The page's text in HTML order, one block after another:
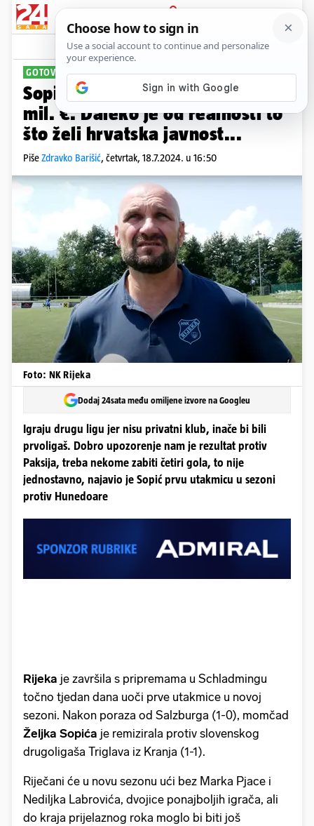
PRIJAVA
Sport Komentari
GOTOVE PRIPREME U AUSTRIJI
Sopić: Salzburg plaća igrače po 7
mil. €. Daleko je od realnosti to
što želi hrvatska javnost...
PišeZdravko Barišić, četvrtak, 18.7.2024. u 16:50
Foto: NK Rijeka
Dodaj 24sata među omiljene izvore na Googleu
Igraju drugu ligu jer nisu privatni klub, inače bi bili
prvoligaš. Dobro upozorenje nam je rezultat protiv
Paksija, treba nekome zabiti četiri gola, to nije
jednostavno, najavio je Sopić prvu utakmicu u sezoni
protiv Hunedoare
Rijeka je završila s pripremama u Schladmingu
točno tjedan dana uoči prve utakmice u novoj
sezoni. Nakon poraza od Salzburga (1-0), momčad
Željka Sopića je remizirala protiv slovenskog
drugoligaša Triglava iz Kranja (1-1).
Riječani će u novu sezonu ući bez Marka Pjace i
Nediljka Labrovića, dvojice ponajboljih igrača, ali
do kraja prijelaznog roka moglo bi biti još